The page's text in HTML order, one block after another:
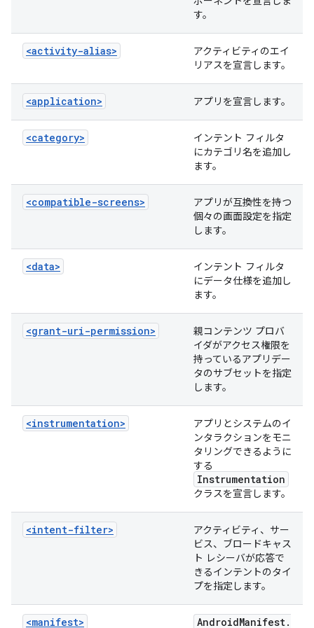
す。
<activity-alias>
アクティビティのエイ
リアスを宣言します。
<application> アプリを宣言します。
<category>
インテント フィルタ
にカテゴリ名を追加し
ます。
<compatible-screens>
アプリが互換性を持つ
個々の画面設定を指定
します。
<data>
インテント フィルタ
にデータ仕様を追加し
ます。
<grant-uri-permission>
親コンテンツ プロバ
イダがアクセス権限を
持っているアプリデー
タのサブセットを指定
します。
<instrumentation>
アプリとシステムのイ
ンタラクションをモニ
タリングできるように
する
Instrumentation
クラスを宣言します。
<intent-filter>
アクティビティ、サー
ビス、ブロードキャス
ト レシーバが応答で
きるインテントのタイ
プを指定します。
<manifest> AndroidManifest.